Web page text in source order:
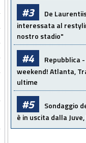
#3
De
interessata al
nostro stadio"
#4
Repubblica
weekend! Atlanta,
ultime
#5
Sondaggio
è in uscita dalla